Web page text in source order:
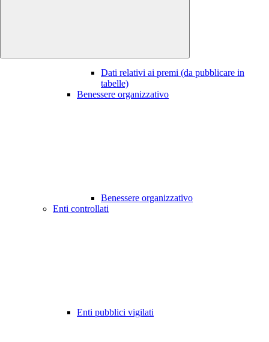
Dati relativi ai premi (da pubblicare in
tabelle)
Benessere organizzativo
Benessere organizzativo
Enti controllati
Enti pubblici vigilati